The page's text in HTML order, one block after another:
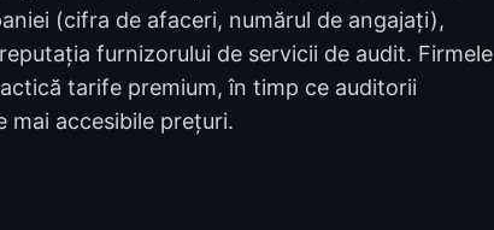
(cifra de afaceri, numărul de angajați),
furnizorului de servicii de audit. Firmele
tarife premium, în timp ce auditorii
mai accesibile prețuri.